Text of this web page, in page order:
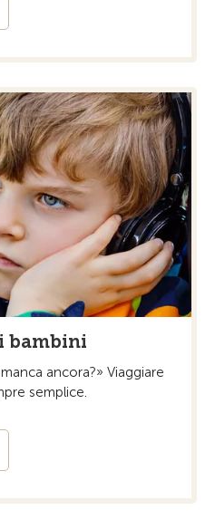
bambini
ancora?» Viaggiare
semplice.